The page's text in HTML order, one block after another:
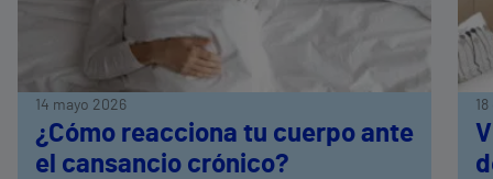
14 mayo 2026
¿Cómo reacciona tu cuerpo ante
el cansancio crónico?